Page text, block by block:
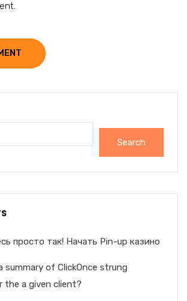
Search
просто так! Начать Pin-up казино
summary of ClickOnce strung
the a given client?